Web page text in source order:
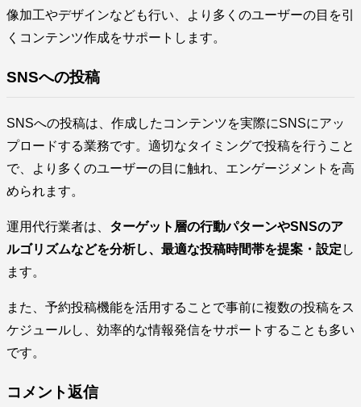
像加工やデザインなども行い、より多くのユーザーの目を引
くコンテンツ作成をサポートします。
SNSへの投稿
SNSへの投稿は、作成したコンテンツを実際にSNSにアッ
プロードする業務です。適切なタイミングで投稿を行うこと
で、より多くのユーザーの目に触れ、エンゲージメントを高
められます。
運用代行業者は、 ターゲット層の行動パターンやSNSのア
ルゴリズムなどを分析し、最適な投稿時間帯を提案・設定 し
ます。
また、予約投稿機能を活用することで事前に複数の投稿をス
ケジュールし、効率的な情報発信をサポートすることも多い
です。
コメント返信